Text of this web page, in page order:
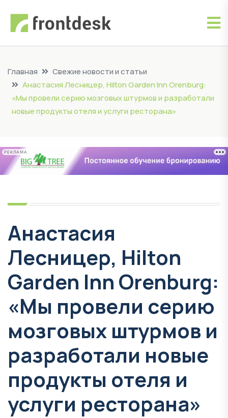
Главная
Свежие новости и статьи
Анастасия Лесницер, Hilton Garden Inn Orenburg:
«Мы провели серию мозговых штурмов и разработали
новые продукты отеля и услуги ресторана»
РЕКЛАМА
Анастасия
Лесницер, Hilton
Garden Inn Orenburg:
«Мы провели серию
мозговых штурмов и
разработали новые
продукты отеля и
услуги ресторана»